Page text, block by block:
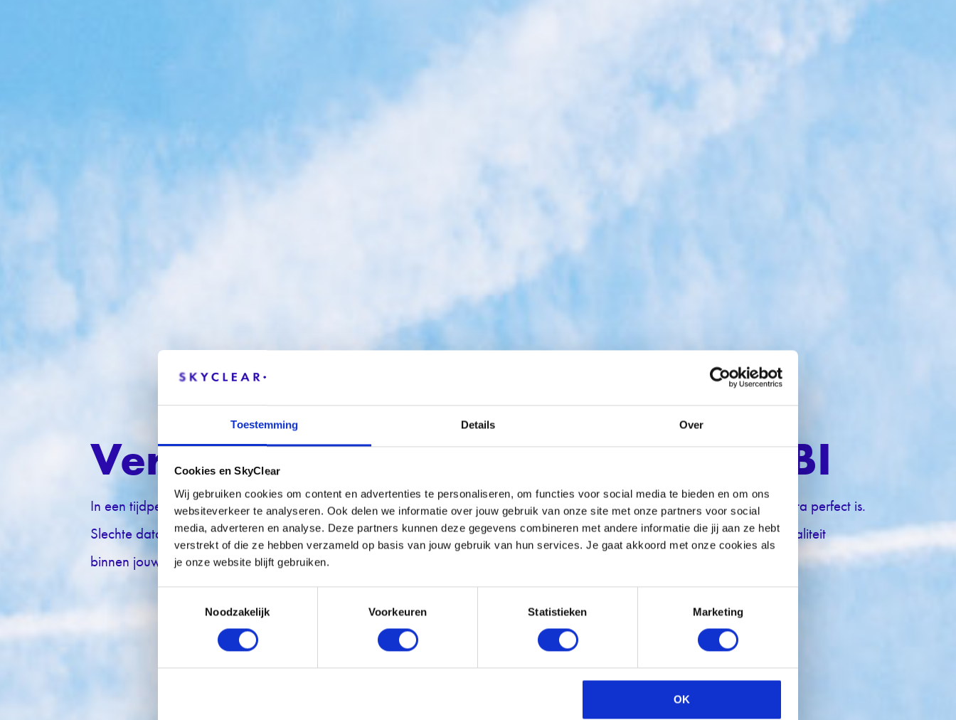
Toestemming Details Over
Cookies en SkyClear
Wij gebruiken cookies om content en advertenties te personaliseren, om functies voor social media te bieden en om ons
websiteverkeer te analyseren. Ook delen we informatie over jouw gebruik van onze site met onze partners voor social
media, adverteren en analyse. Deze partners kunnen deze gegevens combineren met andere informatie die jij aan ze hebt
verstrekt of die ze hebben verzameld op basis van jouw gebruik van hun services. Je gaat akkoord met onze cookies als
je onze website blijft gebruiken.
Noodzakelijk
Voorkeuren Statistieken Marketing
OK
Verbetering van datakwaliteit in BI
In een tijdperk waar data de drijvende kracht is achter beslissingen, is het van cruciaal belang dat de kwaliteit van deze data perfect is.
Slechte datakwaliteit kan leiden tot verkeerde conclusies en niet effectieve besluitvorming. Maar hoe verbeter je de datakwaliteit
binnen jouw organisatie?